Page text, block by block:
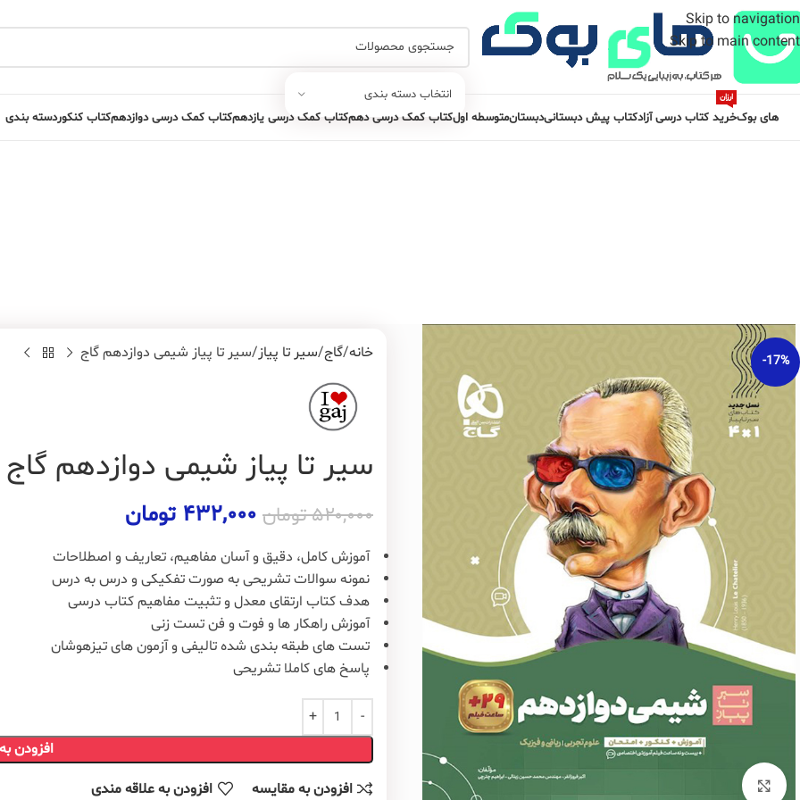
Skip to navigation
Skip to main content
انتخاب دسته بندی
های بوکخرید کتاب درسی آزاد
ارزان
کتاب پیش دبستانیدبستانمتوسطه اولکتاب کمک درسی دهمکتاب کمک درسی یازدهمکتاب کمک درسی دوازدهمکتاب کنکوردسته بندی
-17% خانه گاج سیر تا پیاز سیر تا پیاز شیمی دوازدهم گاج
سیر تا پیاز شیمی دوازدهم گاج
۵۲۰,۰۰۰تومان ۴۳۲,۰۰۰ تومان
آموزش کامل، دقیق و آسان مفاهیم، تعاریف و اصطلاحات
نمونه سوالات تشریحی به صورت تفکیکی و درس به درس
هدف کتاب ارتقای معدل و تثبیت مفاهیم کتاب درسی
آموزش راهکار ها و فوت و فن تست زنی
تست های طبقه بندی شده تالیفی و آزمون های تیزهوشان
پاسخ های کاملا تشریحی
افزودن
افزودن به مقایسه افزودن به علاقه مندی